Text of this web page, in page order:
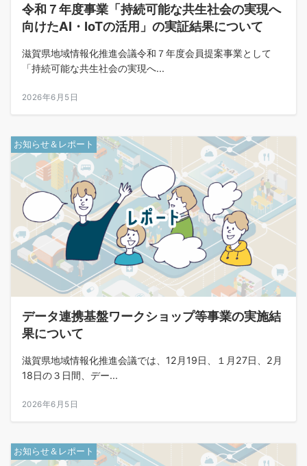
令和７年度事業「持続可能な共生社会の実現へ
向けたAI・IoTの活用」の実証結果について
滋賀県地域情報化推進会議令和７年度会員提案事業として
「持続可能な共生社会の実現へ...
2026年6月5日
お知らせ＆レポート
データ連携基盤ワークショップ等事業の実施結
果について
滋賀県地域情報化推進会議では、12月19日、１月27日、2月
18日の３日間、デー...
2026年6月5日
お知らせ＆レポート